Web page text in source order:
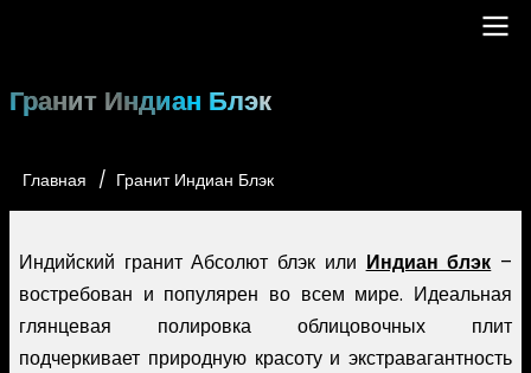
содержанию
Main
Гранит Индиан Блэк
Строка
Главная Гранит Индиан Блэк
Индийский гранит Абсолют блэк или Индиан блэк –
востребован и популярен во всем мире. Идеальная
глянцевая полировка облицовочных плит
подчеркивает природную красоту и экстравагантность